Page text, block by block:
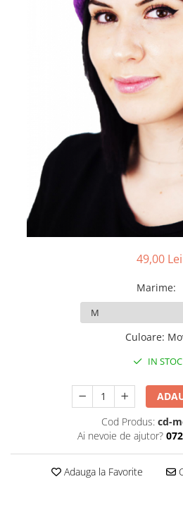
Pălării de Soare
49,00 Lei
Marime:
Culoare:
IN STOC
Cod Produs: cd-
Ai nevoie de ajutor?
Adauga la Favorite